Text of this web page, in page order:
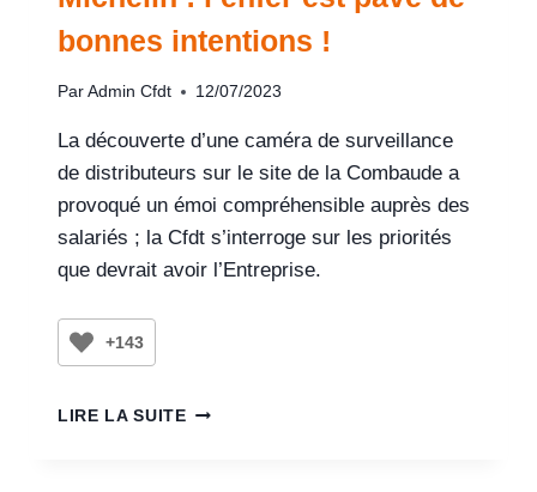
bonnes intentions !
Par Admin Cfdt 12/07/2023
La découverte d’une caméra de surveillance
de distributeurs sur le site de la Combaude a
provoqué un émoi compréhensible auprès des
salariés ; la Cfdt s’interroge sur les priorités
que devrait avoir l’Entreprise.
+143
LIRE LA SUITE